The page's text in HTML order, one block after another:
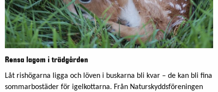
Rensa lagom i trädgården
Låt rishögarna ligga och löven i buskarna bli kvar – de kan bli fina
sommarbostäder för igelkottarna. Från Naturskyddsföreningen